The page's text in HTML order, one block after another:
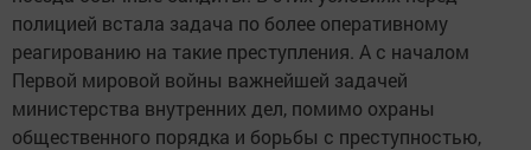
полицией встала задача по более оперативному
реагированию на такие преступления. А с началом
Первой мировой войны важнейшей задачей
министерства внутренних дел, помимо охраны
общественного порядка и борьбы с преступностью,